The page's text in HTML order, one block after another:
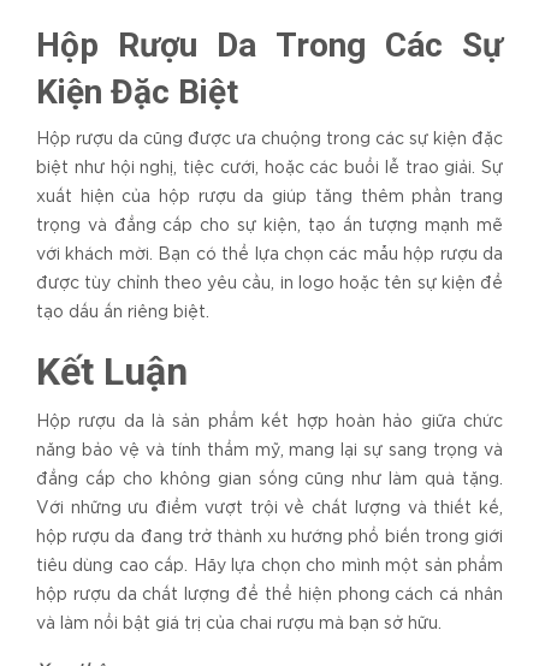
Hộp Rượu Da Trong Các Sự
Kiện Đặc Biệt
Hộp rượu da cũng được ưa chuộng trong các sự kiện đặc
biệt như hội nghị, tiệc cưới, hoặc các buổi lễ trao giải. Sự
xuất hiện của hộp rượu da giúp tăng thêm phần trang
trọng và đẳng cấp cho sự kiện, tạo ấn tượng mạnh mẽ
với khách mời. Bạn có thể lựa chọn các mẫu hộp rượu da
được tùy chỉnh theo yêu cầu, in logo hoặc tên sự kiện để
tạo dấu ấn riêng biệt.
Kết Luận
Hộp rượu da là sản phẩm kết hợp hoàn hảo giữa chức
năng bảo vệ và tính thẩm mỹ, mang lại sự sang trọng và
đẳng cấp cho không gian sống cũng như làm quà tặng.
Với những ưu điểm vượt trội về chất lượng và thiết kế,
hộp rượu da đang trở thành xu hướng phổ biến trong giới
tiêu dùng cao cấp. Hãy lựa chọn cho mình một sản phẩm
hộp rượu da chất lượng để thể hiện phong cách cá nhân
và làm nổi bật giá trị của chai rượu mà bạn sở hữu.